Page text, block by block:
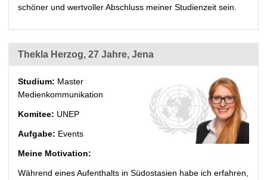
schöner und wertvoller Abschluss meiner Studienzeit sein.
Thekla Herzog, 27 Jahre, Jena
Studium: Master
Medienkommunikation
Komitee: UNEP
Aufgabe: Events
Meine Motivation:
Während eines Aufenthalts in Südostasien habe ich erfahren,